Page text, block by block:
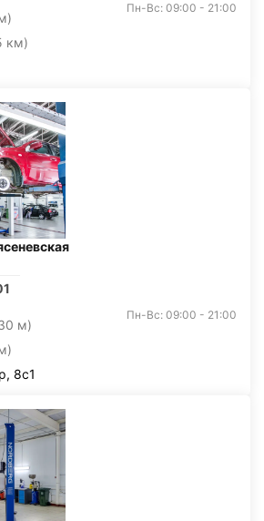
км)
Пн-Вс: 09:00 - 21:00
м)
Пн-Вс: 09:00 - 21:00
8с1